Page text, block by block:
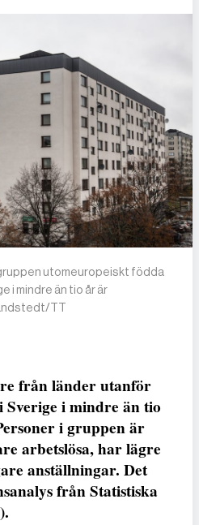
utomeuropeiskt födda
i mindre än tio år är
TT
från länder utanför
i mindre än tio
i gruppen är
arbetslösa, har lägre
anställningar. Det
från Statistiska